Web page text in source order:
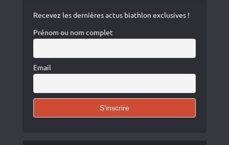
Recevez les dernières actus biathlon exclusives !
Prénom ou nom complet
Email